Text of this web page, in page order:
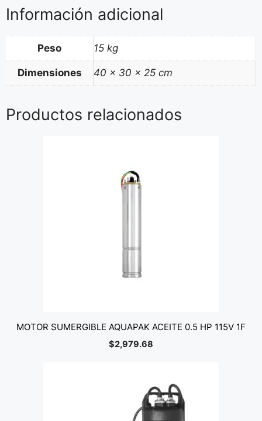
Información adicional
Peso 15 kg
Dimensiones 40 × 30 × 25 cm
Productos relacionados
MOTOR SUMERGIBLE AQUAPAK ACEITE 0.5 HP 115V 1F
$2,979.68